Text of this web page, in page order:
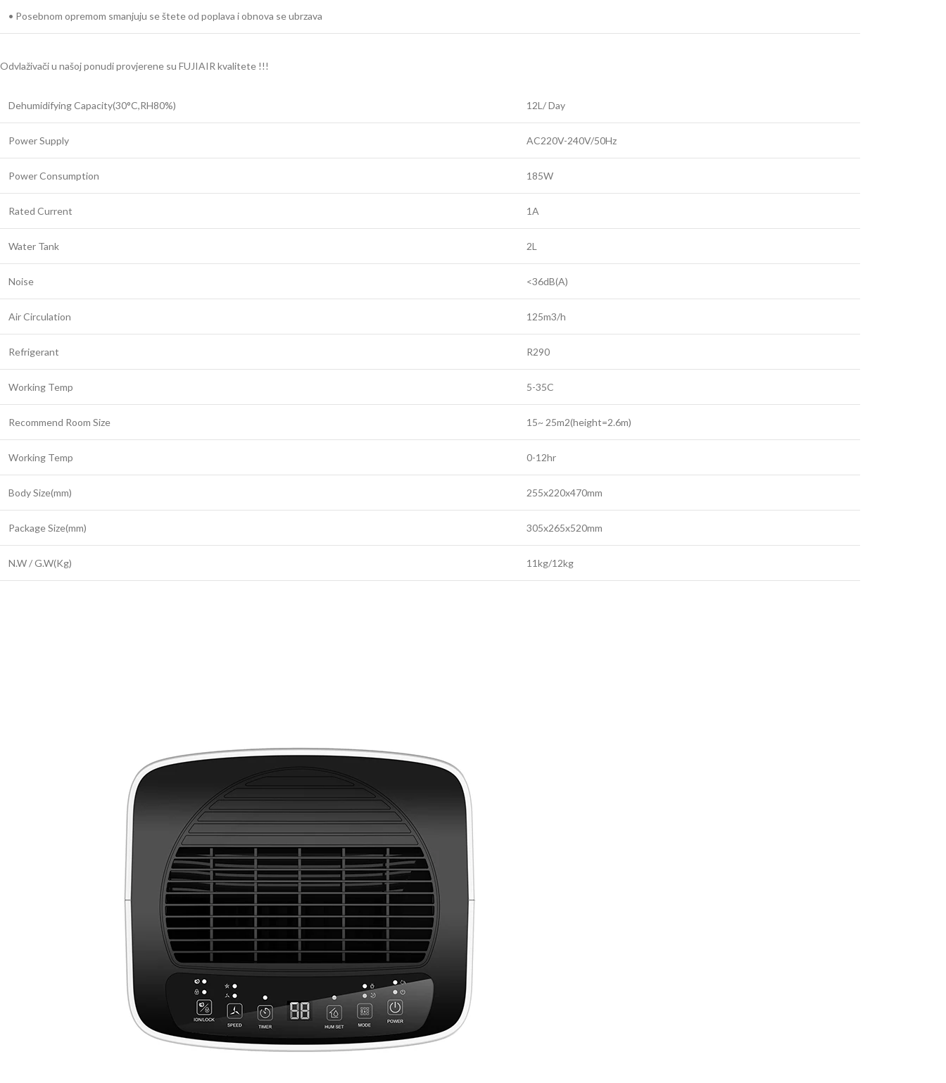
• Posebnom opremom smanjuju se štete od poplava i obnova se ubrzava
Odvlaživači u našoj ponudi provjerene su FUJIAIR kvalitete !!!
Dehumidifying Capacity(30°C,RH80%) 12L/ Day
Power Supply AC220V-240V/50Hz
Power Consumption 185W
Rated Current 1A
Water Tank 2L
Noise <36dB(A)
Air Circulation 125m3/h
Refrigerant R290
Working Temp 5-35C
Recommend Room Size 15~ 25m2(height=2.6m)
Working Temp 0-12hr
Body Size(mm) 255x220x470mm
Package Size(mm) 305x265x520mm
N.W / G.W(Kg) 11kg/12kg